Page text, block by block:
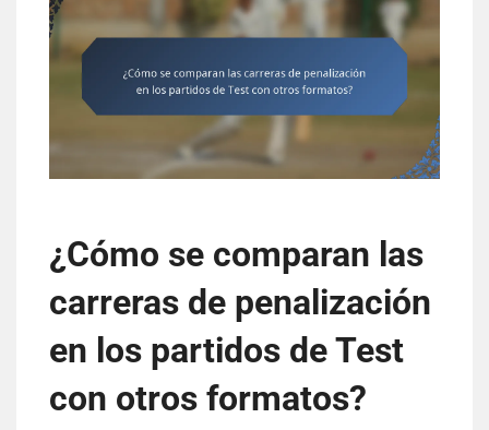
¿Cómo se comparan las
carreras de penalización
en los partidos de Test
con otros formatos?